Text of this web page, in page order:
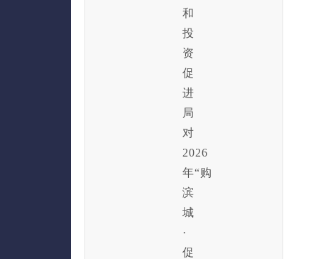
和
投
资
促
进
局
对
2026
年“购
滨
城
·
促